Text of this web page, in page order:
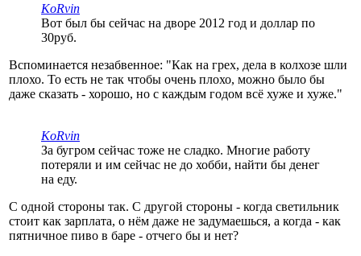
KoRvin
Вот был бы сейчас на дворе 2012 год и доллар по
30руб.
Вспоминается незабвенное: "Как на грех, дела в колхозе шли
плохо. То есть не так чтобы очень плохо, можно было бы
даже сказать - хорошо, но с каждым годом всё хуже и хуже."
KoRvin
За бугром сейчас тоже не сладко. Многие работу
потеряли и им сейчас не до хобби, найти бы денег
на еду.
С одной стороны так. С другой стороны - когда светильник
стоит как зарплата, о нём даже не задумаешься, а когда - как
пятничное пиво в баре - отчего бы и нет?